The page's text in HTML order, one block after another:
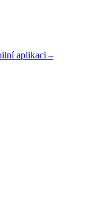
aplikaci –